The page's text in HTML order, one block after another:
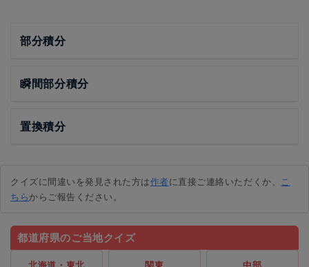
部分積分
瞬間部分積分
置換積分
クイズに間違いを発見された方は作者に直接ご連絡いただくか、 こ
ちらからご報告ください。
都道府県のご当地クイズ